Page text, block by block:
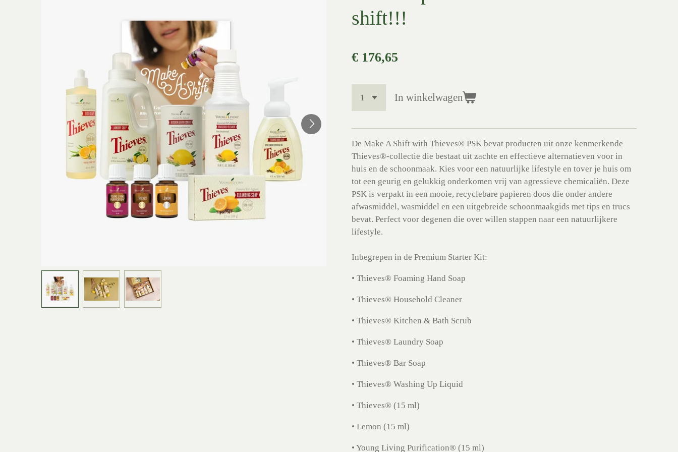
shift!!!
€ 176,65
In winkelwagen
De Make A Shift with Thieves® PSK bevat producten uit onze kenmerkende
Thieves®-collectie die bestaat uit zachte en effectieve alternatieven voor in
huis en de schoonmaak. Kies voor een natuurlijke lifestyle en tover je huis om
tot een geurig en gelukkig onderkomen vrij van agressieve chemicaliën. Deze
PSK is verpakt in een mooie, recyclebare papieren doos die onder andere
afwasmiddel, wasmiddel en een uitgebreide schoonmaakgids met tips en trucs
bevat. Perfect voor degenen die over willen stappen naar een natuurlijkere
lifestyle.
Inbegrepen in de Premium Starter Kit:
• Thieves® Foaming Hand Soap
• Thieves® Household Cleaner
• Thieves® Kitchen & Bath Scrub
• Thieves® Laundry Soap
• Thieves® Bar Soap
• Thieves® Washing Up Liquid
• Thieves® (15 ml)
• Lemon (15 ml)
• Young Living Purification® (15 ml)